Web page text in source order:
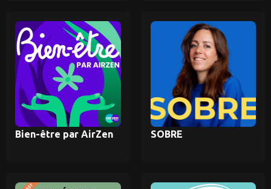
Bien-être par AirZen SOBRE